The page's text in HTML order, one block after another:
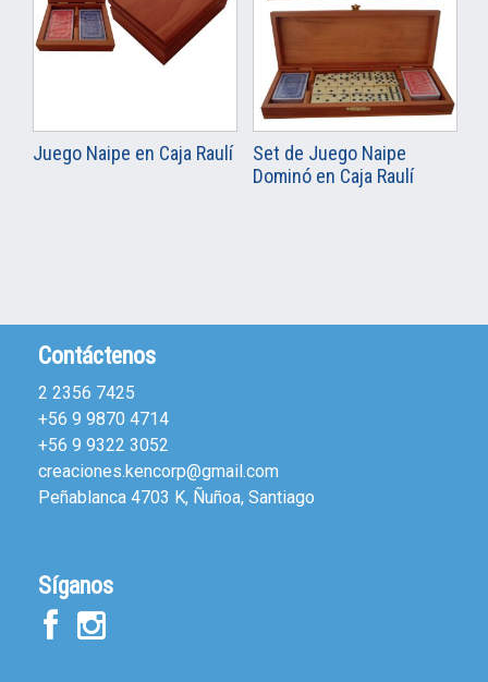
Juego Naipe en Caja Raulí
Set de Juego Naipe
Dominó en Caja Raulí
Contáctenos
2 2356 7425
+56 9 9870 4714
+56 9 9322 3052
creaciones.kencorp@gmail.com
Peñablanca 4703 K, Ñuñoa, Santiago
Síganos